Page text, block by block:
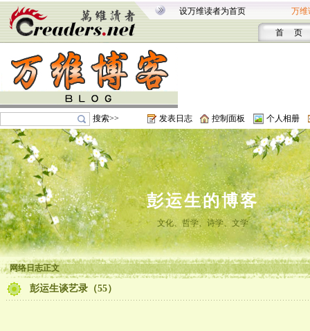
设万维读者为首页 万维
首 页
搜索>> 发表日志 控制面板 个人相册
彭运生的博客
文化、哲学、诗学、文学
网络日志正文
彭运生谈艺录（55）